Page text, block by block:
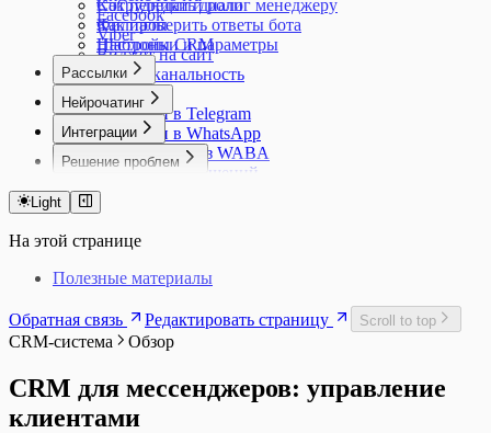
Как передать диалог менеджеру
Как проверить ответы бота
Настройки и параметры
Facebook
Viber
Виджет на сайт
Мультиканальность
Сотрудники и роли
Филиалы
Шаблоны CRM
Рассылки
Рассылки в Telegram
Рассылки в WhatsApp
Рассылки через WABA
Шаблоны сообщений
Шаблоны WABA
Аналитика рассылок
Нейрочатинг
Персоны
Миссии
Интеграции
AmoCRM
Битрикс24
Kommo
Решение проблем
Light
На этой странице
Полезные материалы
Обратная связь Редактировать страницу Scroll to top
CRM-система Обзор
CRM для мессенджеров: управление
клиентами